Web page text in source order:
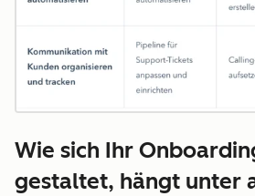
Wie sich Ihr
gestaltet, hängt unter